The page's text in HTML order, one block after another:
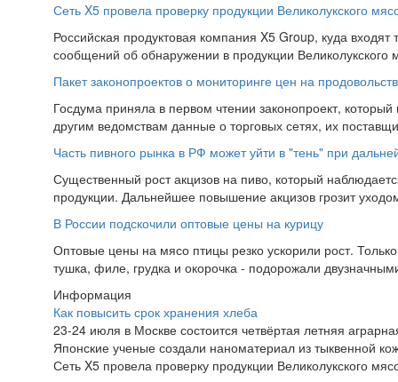
Сеть X5 провела проверку продукции Великолукского
Российская продуктовая компания X5 Group, куда
сообщений об обнаружении в продукции
Пакет законопроектов о мониторинге цен на
Госдума приняла в первом чтении законопроект,
другим ведомствам данные о торговых сетях, их
Часть пивного рынка в РФ может уйти в "тень" при
Существенный рост акцизов на пиво, который
продукции. Дальнейшее повышение акцизов грозит
В России подскочили оптовые цены на курицу
Оптовые цены на мясо птицы резко ускорили рост.
тушка, филе, грудка и окорочка - подорожали
Информация
Как повысить срок хранения хлеба
23-24 июля в Москве состоится четвёртая летняя
Японские ученые создали наноматериал из тыквенной
Сеть X5 провела проверку продукции Великолукского